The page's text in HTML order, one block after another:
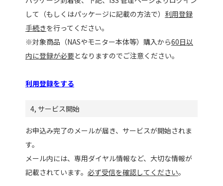
して（もしくはパッケージに記載の方法で） 利用登録
手続きを行ってください。
※対象商品（NASやモニター本体等）購入から60日以
内に登録が必要となりますのでご注意ください。
利用登録をする
4, サービス開始
お申込み完了のメールが届き、サービスが開始されま
す。
メール内には、専用ダイヤル情報など、大切な情報が
記載されています。 必ず受信を確認してください。